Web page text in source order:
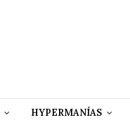
HYPERMANÍAS